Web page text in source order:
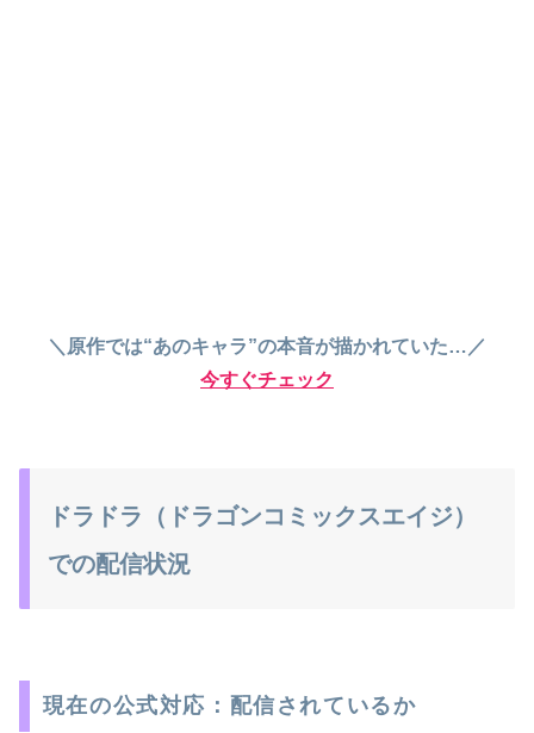
＼原作では“あのキャラ”の本音が描かれていた…／
今すぐチェック
ドラドラ（ドラゴンコミックスエイジ）
での配信状況
現在の公式対応：配信されているか